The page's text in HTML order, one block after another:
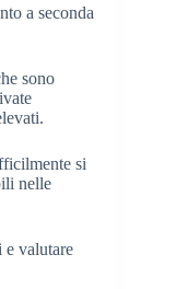
a seconda
sono
si
nelle
e valutare